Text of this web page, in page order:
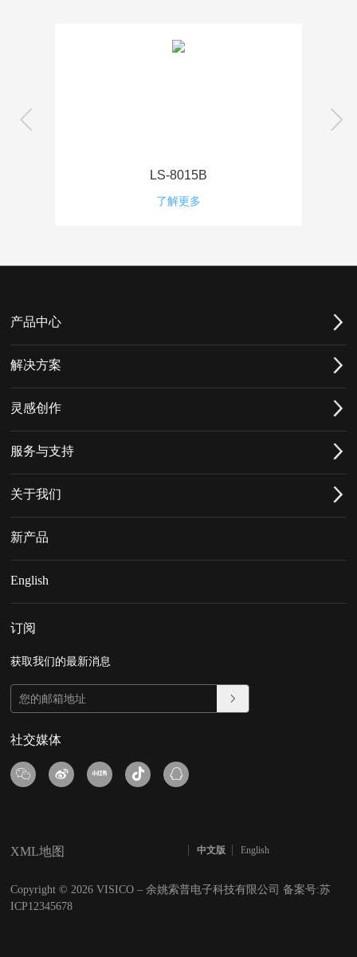
LS-8015B
了解更多
产品中心
解决方案
灵感创作
服务与支持
关于我们
新产品
English
订阅
获取我们的最新消息
社交媒体
XML地图 中文版 English
Copyright © 2026 VISICO – 余姚索普电子科技有限公司 备案号:苏
ICP12345678